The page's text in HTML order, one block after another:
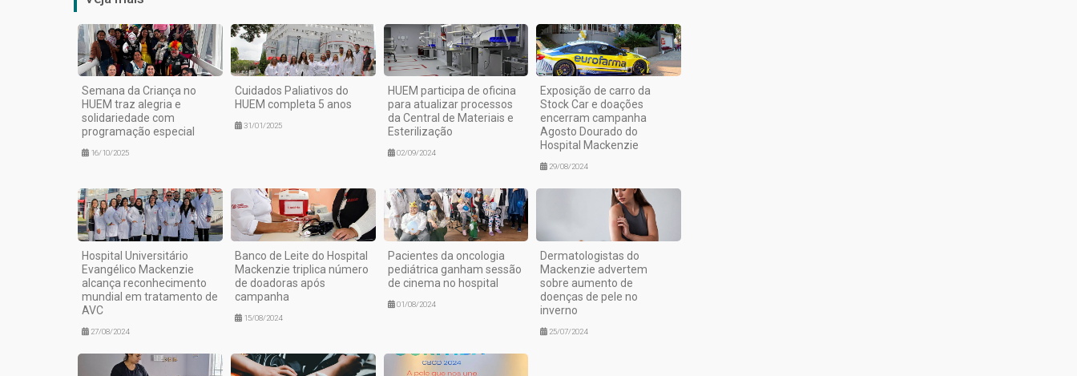
Semana da Criança no
HUEM traz alegria e
solidariedade com
programação especial
16/10/2025
Cuidados Paliativos do
HUEM completa 5 anos
31/01/2025
HUEM participa de oficina
para atualizar processos
da Central de Materiais e
Esterilização
02/09/2024
Exposição de carro da
Stock Car e doações
encerram campanha
Agosto Dourado do
Hospital Mackenzie
29/08/2024
Hospital Universitário
Evangélico Mackenzie
alcança reconhecimento
mundial em tratamento de
AVC
27/08/2024
Banco de Leite do Hospital
Mackenzie triplica número
de doadoras após
campanha
15/08/2024
Pacientes da oncologia
pediátrica ganham sessão
de cinema no hospital
01/08/2024
Dermatologistas do
Mackenzie advertem
sobre aumento de
doenças de pele no
inverno
25/07/2024